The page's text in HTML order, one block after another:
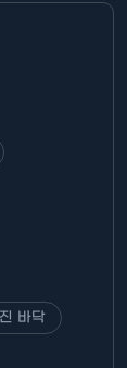
바닥